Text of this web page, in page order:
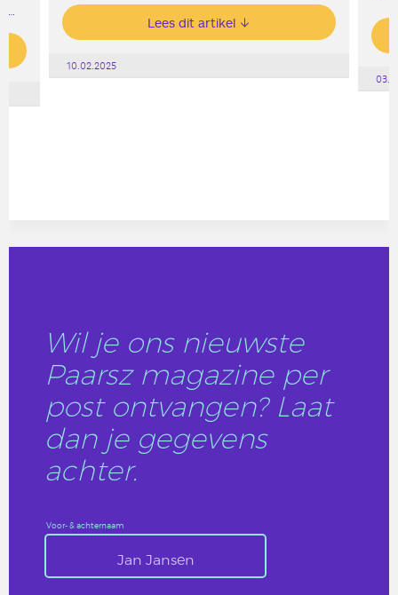
Lees dit artikel
10.02.2025
Wil je ons nieuwste
Paarsz magazine per
post ontvangen? Laat
dan je gegevens
achter.
Voor- & achternaam